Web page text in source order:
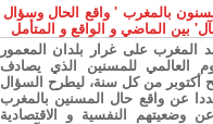
بالمغرب ' واقع الحال وسؤال
بين الماضي و الواقع و المتأمل
المغرب على غرار بلدان المعمور
العالمي للمسنين الذي يصادف
أكتوبر من كل سنة، ليطرح السؤال
عن واقع حال المسنين بالمغرب
وضعيتهم النفسية و الاقتصادية